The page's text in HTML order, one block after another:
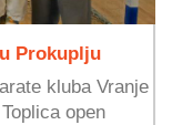
Prokuplju
kluba Vranje
open